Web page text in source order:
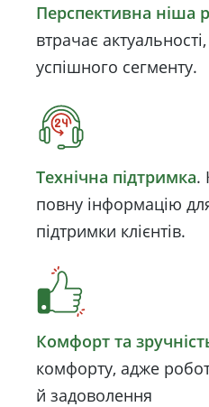
Перспективна ніша
втрачає
успішного сегменту.
Технічна підтримка.
повну інформацію
підтримки клієнтів.
Комфорт та
комфорту, адже
й задоволення